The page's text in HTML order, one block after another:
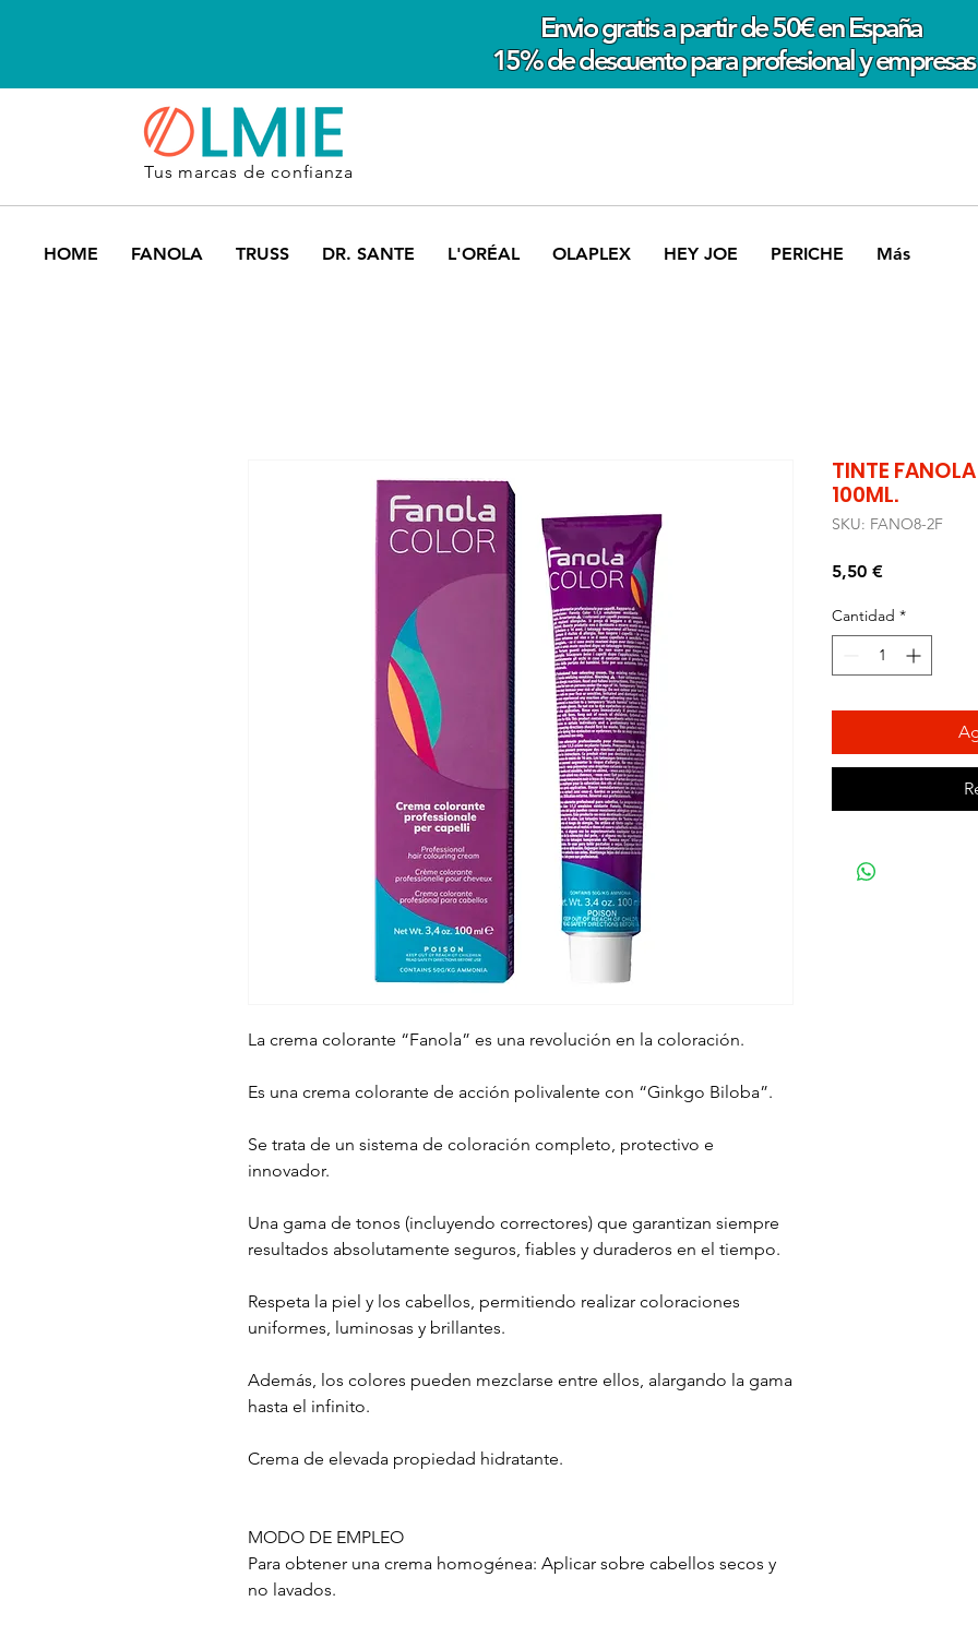
Envio gratis a partir de 50€ en España
15% de descuento para profesional y empresas
Tus marcas de confianza
HOME FANOLA TRUSS DR. SANTE L'ORÉAL OLAPLEX HEY JOE PERICHE Más
La crema colorante “Fanola” es una revolución en la coloración.
Es una crema colorante de acción polivalente con “Ginkgo Biloba”.
Se trata de un sistema de coloración completo, protectivo e
innovador.
Una gama de tonos (incluyendo correctores) que garantizan siempre
resultados absolutamente seguros, fiables y duraderos en el tiempo.
Respeta la piel y los cabellos, permitiendo realizar coloraciones
uniformes, luminosas y brillantes.
Además, los colores pueden mezclarse entre ellos, alargando la gama
hasta el infinito.
Crema de elevada propiedad hidratante.
MODO DE EMPLEO
Para obtener una crema homogénea: Aplicar sobre cabellos secos y
no lavados.
TINTE
100ML.
SKU: FANO8-2F
5,50 €Precio
Cantidad *